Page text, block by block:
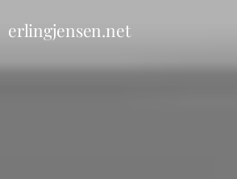
erlingjensen.net